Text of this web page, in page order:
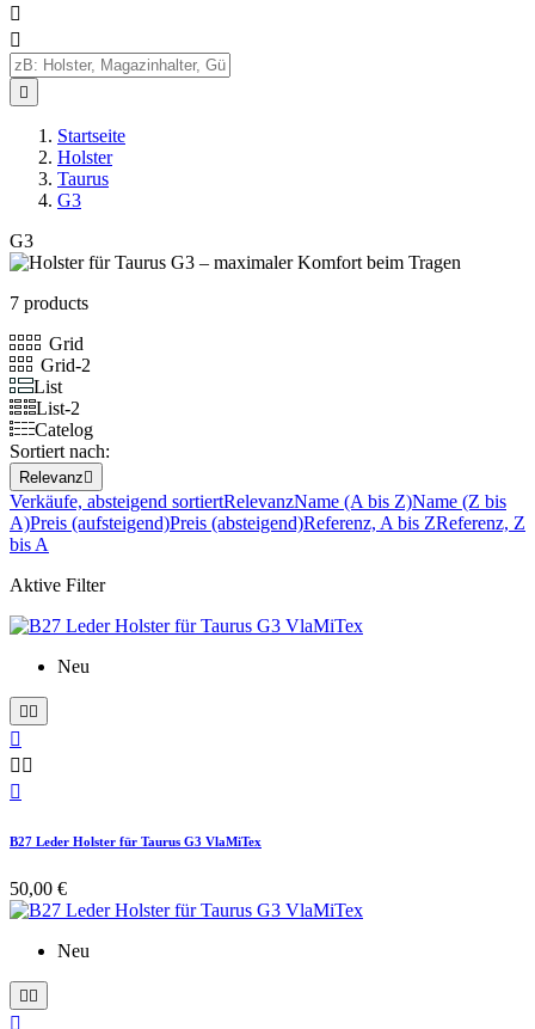



Startseite
Holster
Taurus
G3
G3
7 products
Grid
Grid-2
List
List-2
Catelog
Sortiert nach:
Relevanz 
Verkäufe, absteigend sortiertRelevanzName (A bis Z)Name (Z bis
A)Preis (aufsteigend)Preis (absteigend)Referenz, A bis ZReferenz, Z
bis A
Aktive Filter
Neu
 

 

B27 Leder Holster für Taurus G3 VlaMiTex
50,00 €
Neu
 
